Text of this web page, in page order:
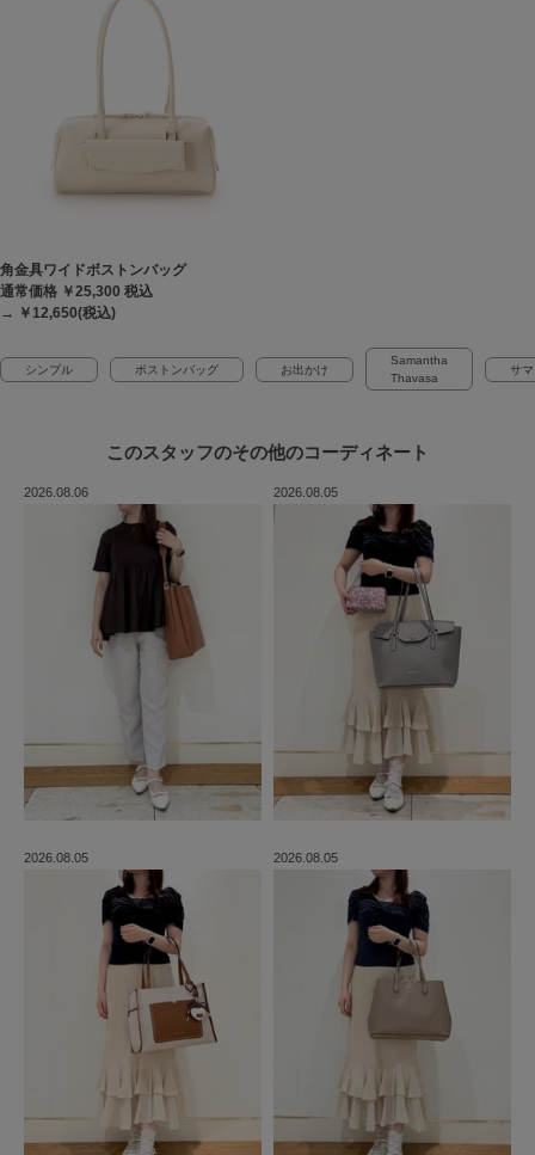
角金具ワイドボストンバッグ
通常価格 ￥25,300 税込
→ ￥12,650(税込)
シンプル ボストンバッグ お出かけ
Samantha
Thavasa
サ
このスタッフのその他のコーディネート
2026.08.06 2026.08.05
2026.08.05 2026.08.05